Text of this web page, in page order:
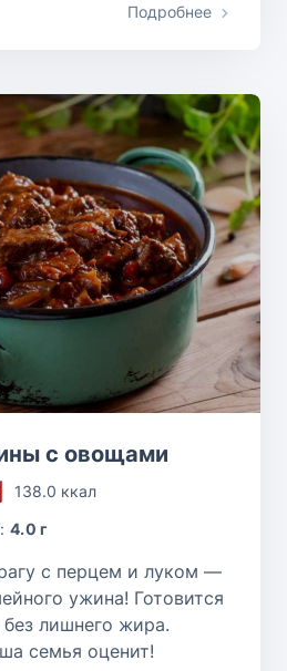
Подробнее
с овощами
138.0 ккал
4.0 г
с перцем и луком —
ужина! Готовится
лишнего жира.
семья оценит!